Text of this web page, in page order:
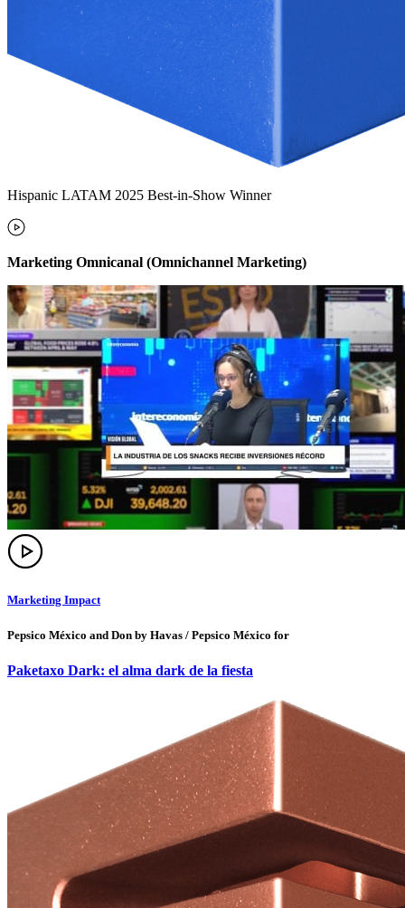
Hispanic LATAM 2025 Best-in-Show Winner
Marketing Omnicanal (Omnichannel Marketing)
Marketing Impact
Pepsico México and Don by Havas / Pepsico México for
Paketaxo Dark: el alma dark de la fiesta